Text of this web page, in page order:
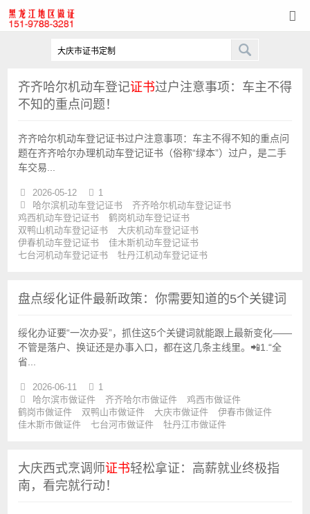
哈尔滨
刻章
齐齐哈尔机动车登记证书过户注意事项：车主不得
不知的重点问题！
齐齐哈尔机动车登记证书过户注意事项：车主不得不知的重点问
题在齐齐哈尔办理机动车登记证书（俗称“绿本”）过户，是二手
车交易...
2026-05-12
1
哈尔滨机动车登记证书
齐齐哈尔机动车登记证书
鸡西机动车登记证书
鹤岗机动车登记证书
双鸭山机动车登记证书
大庆机动车登记证书
伊春机动车登记证书
佳木斯机动车登记证书
七台河机动车登记证书
牡丹江机动车登记证书
盘点绥化证件最新政策：你需要知道的5个关键词
绥化办证要“一次办妥”，抓住这5个关键词就能跟上最新变化——
不管是落户、换证还是办事入口，都在这几条主线里。📲1.“全
省...
2026-06-11
1
哈尔滨市做证件
齐齐哈尔市做证件
鸡西市做证件
鹤岗市做证件
双鸭山市做证件 大庆市做证件
伊春市做证件
佳木斯市做证件
七台河市做证件 牡丹江市做证件
大庆西式烹调师证书轻松拿证：高薪就业终极指
南，看完就行动！